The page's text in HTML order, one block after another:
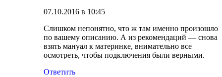
07.10.2016 в 10:45
Слишком непонятно, что ж там именно произошло
по вашему описанию. А из рекомендаций — снова
взять мануал к материнке, внимательно все
осмотреть, чтобы подключения были верными.
Ответить